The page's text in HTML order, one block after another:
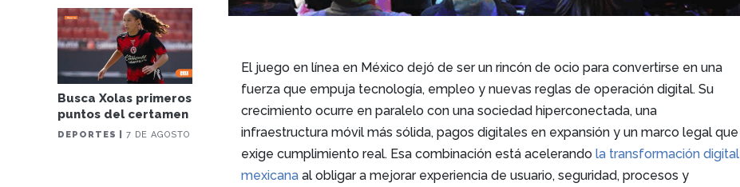
Busca Xolas primeros
puntos del certamen
DEPORTES | 7 DE AGOSTO
El juego en línea en México dejó de ser un rincón de ocio para convertirse en una
fuerza que empuja tecnología, empleo y nuevas reglas de operación digital. Su
crecimiento ocurre en paralelo con una sociedad hiperconectada, una
infraestructura móvil más sólida, pagos digitales en expansión y un marco legal que
exige cumplimiento real. Esa combinación está acelerandola transformación digital
mexicana al obligar a mejorar experiencia de usuario, seguridad, procesos y